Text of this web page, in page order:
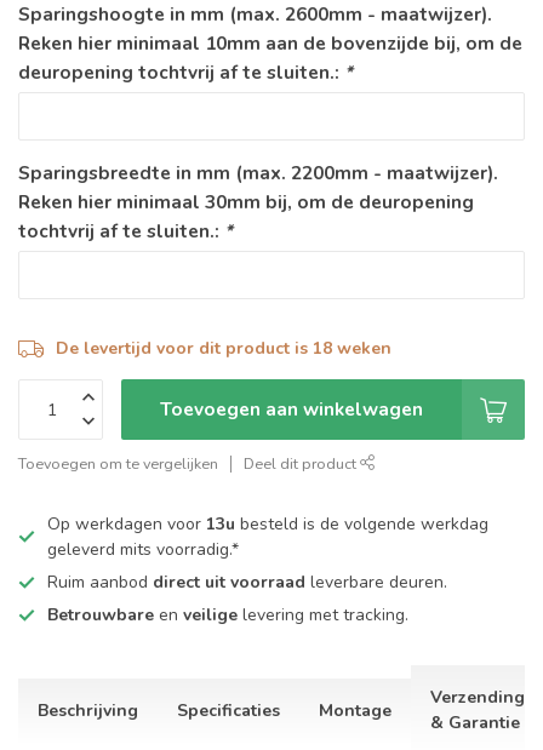
Sparingshoogte in mm (max. 2600mm - maatwijzer).
Reken hier minimaal 10mm aan de bovenzijde bij, om de
deuropening tochtvrij af te sluiten.: *
Sparingsbreedte in mm (max. 2200mm - maatwijzer).
Reken hier minimaal 30mm bij, om de deuropening
tochtvrij af te sluiten.: *
De levertijd voor dit product is 18 weken
Toevoegen aan winkelwagen
Toevoegen om te vergelijken Deel dit product
Op werkdagen voor 13u besteld is de volgende werkdag
geleverd mits voorradig.*
Ruim aanbod direct uit voorraad leverbare deuren.
Betrouwbare en veilige levering met tracking.
Beschrijving Specificaties Montage
Verzending
& Garantie